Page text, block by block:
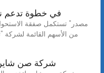
في خطوة تدعم
من الأسهم القائمة لشركة
شركة صن شاين